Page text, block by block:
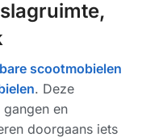
scootmobielen
. Deze
en
doorgaans iets